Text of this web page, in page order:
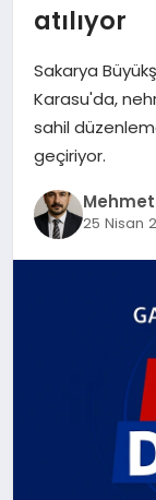
SAĞLIK
EĞITIM
atılıyor
Sakarya
Karasu'da,
sahil
geçiriyor.
25 Nisan